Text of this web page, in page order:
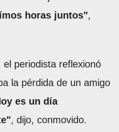
horas juntos",
periodista reflexionó
la pérdida de un amigo
es un día
, dijo, conmovido.